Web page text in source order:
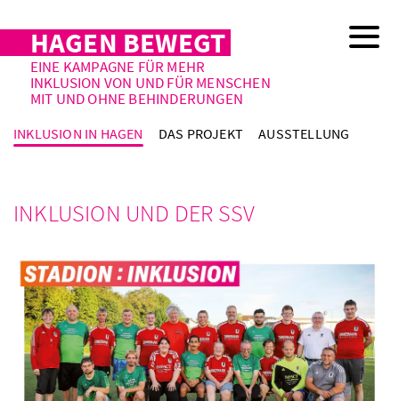
HAGEN BEWEGT
EINE KAMPAGNE FÜR MEHR
INKLUSION VON UND FÜR MENSCHEN
MIT UND OHNE BEHINDERUNGEN
INKLUSION IN HAGEN DAS PROJEKT AUSSTELLUNG
INKLUSION UND DER SSV